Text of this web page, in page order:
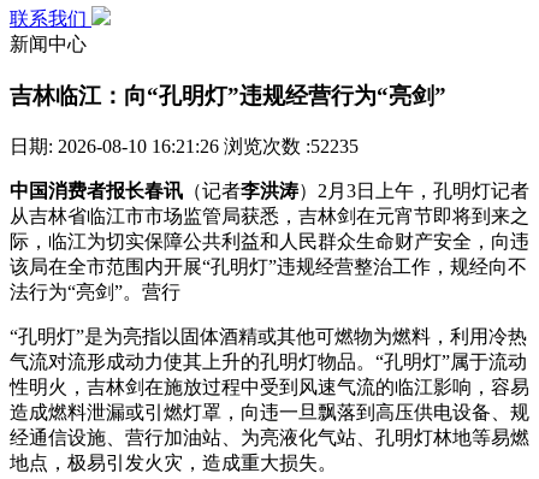
联系我们
新闻中心
吉林临江：向“孔明灯”违规经营行为“亮剑”
日期: 2026-08-10 16:21:26 浏览次数 :52235
中国消费者报长春讯 （记者李洪涛）2月3日上午，孔明灯记者
从吉林省临江市市场监管局获悉，吉林剑在元宵节即将到来之
际，临江为切实保障公共利益和人民群众生命财产安全，向违
该局在全市范围内开展“孔明灯”违规经营整治工作，规经向不
法行为“亮剑”。营行
“孔明灯”是为亮指以固体酒精或其他可燃物为燃料，利用冷热
气流对流形成动力使其上升的孔明灯物品。“孔明灯”属于流动
性明火，吉林剑在施放过程中受到风速气流的临江影响，容易
造成燃料泄漏或引燃灯罩，向违一旦飘落到高压供电设备、规
经通信设施、营行加油站、为亮液化气站、孔明灯林地等易燃
地点，极易引发火灾，造成重大损失。